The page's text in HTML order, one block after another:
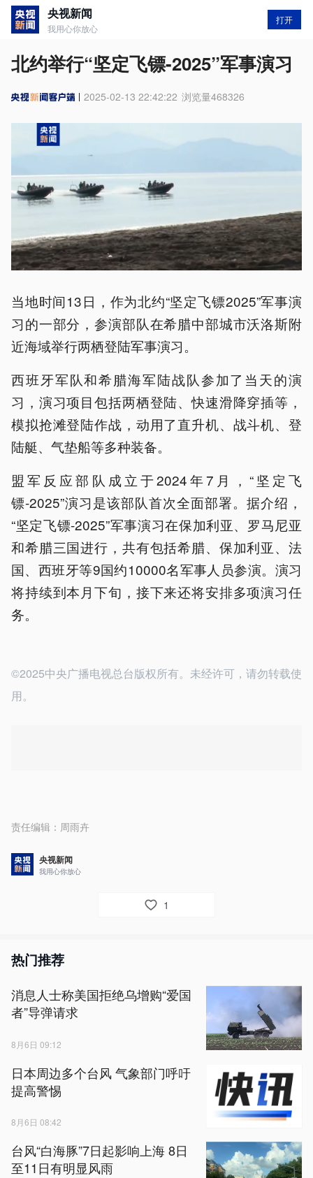
央视新闻
我用心你放心
打开
北约举行“坚定飞镖-2025”军事演习
2025-02-13 22:42:22 浏览量468326
当地时间13日，作为北约“坚定飞镖2025”军事演
习的一部分，参演部队在希腊中部城市沃洛斯附
近海域举行两栖登陆军事演习。
西班牙军队和希腊海军陆战队参加了当天的演
习，演习项目包括两栖登陆、快速滑降穿插等，
模拟抢滩登陆作战，动用了直升机、战斗机、登
陆艇、气垫船等多种装备。
盟军反应部队成立于2024年7月，“坚定飞
镖-2025”演习是该部队首次全面部署。据介绍，
“坚定飞镖-2025”军事演习在保加利亚、罗马尼亚
和希腊三国进行，共有包括希腊、保加利亚、法
国、西班牙等9国约10000名军事人员参演。演习
将持续到本月下旬，接下来还将安排多项演习任
务。
©2025中央广播电视总台版权所有。未经许可，请勿转载使
用。
责任编辑： 周雨卉
央视新闻
我用心你放心
1
热门推荐
消息人士称美国拒绝乌增购“爱国
者”导弹请求
8月6日 09:12
日本周边多个台风 气象部门呼吁
提高警惕
8月6日 08:42
台风“白海豚”7日起影响上海 8日
至11日有明显风雨